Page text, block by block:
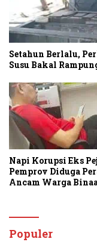
Setahun Berlalu,
Susu Bakal
Napi Korupsi Eks
Pemprov Diduga
Ancam Warga
Populer